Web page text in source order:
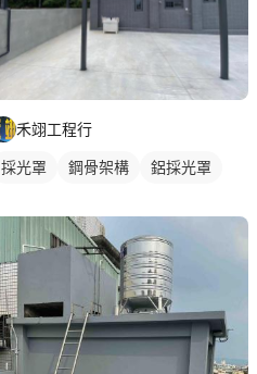
禾翊工程行
採光罩 鋼骨架構 鋁採光罩